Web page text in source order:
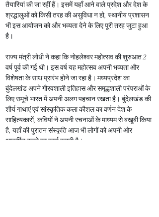
तैयारियां की जा रहीं हैं। इसमें यहाँ आने वाले प्रदेश और देश के
श्रद्धालुओं को किसी तरह की असुविधा न हो, स्थानीय प्रशासन
भी इस आयोजन को और भव्यता देने के लिए पूरी तरह जुटा हुआ
है।
राज्य मंत्री लोधी ने कहा कि नोहलेश्वर महोत्सव की शुरुआत 2
वर्ष पूर्व की गई थी। इस वर्ष यह महोत्सव अपनी भव्यता और
विशेषता के साथ प्रारंभ होने जा रहा है। मध्यप्रदेश का
बुंदेलखंड अपने गौरवशाली इतिहास और समृद्धशाली परंपराओं के
लिए समूचे भारत में अपनी अलग पहचान रखता है। बुंदेलखंड की
शौर्य गाथाएं एवं सांस्कृतिक कला कौशल का वर्णन देश के
साहित्यकारों, कवियों ने अपनी रचनाओं के माध्यम से बखूबी किया
है, यहाँ की पुरातन संस्कृति आज भी लोगों को अपनी ओर
आकर्षित करने का कार्य करती है।